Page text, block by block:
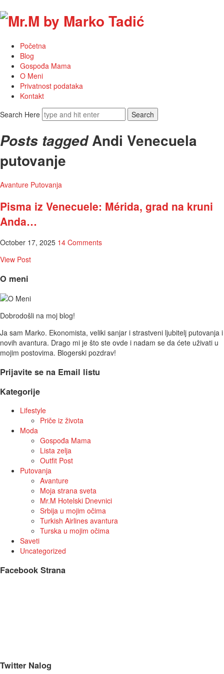
Početna
Blog
Gospođa Mama
O Meni
Privatnost podataka
Kontakt
Search Here
Posts tagged Andi Venecuela
putovanje
Avanture Putovanja
Pisma iz Venecuele: Mérida, grad na kruni
Anda…
October 17, 2025 14 Comments
View Post
O meni
Dobrodošli na moj blog!
Ja sam Marko. Ekonomista, veliki sanjar i strastveni ljubitelj putovanja i
novih avantura. Drago mi je što ste ovde i nadam se da ćete uživati u
mojim postovima. Blogerski pozdrav!
Prijavite se na Email listu
Kategorije
Lifestyle
Priče iz života
Moda
Gospođa Mama
Lista zelja
Outfit Post
Putovanja
Avanture
Moja strana sveta
Mr.M Hotelski Dnevnici
Srbija u mojim očima
Turkish Airlines avantura
Turska u mojim očima
Saveti
Uncategorized
Facebook Strana
Twitter Nalog